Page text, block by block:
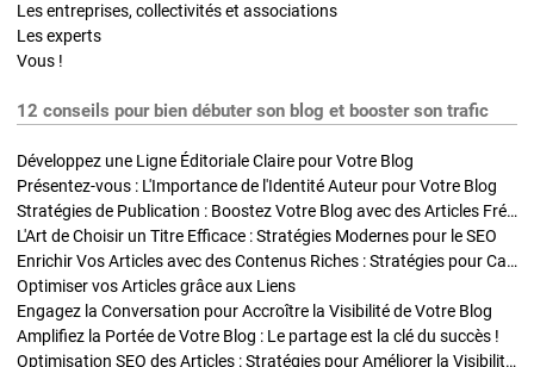
Les entreprises, collectivités et associations
Les experts
Vous !
12 conseils pour bien débuter son blog et booster son trafic
Développez une Ligne Éditoriale Claire pour Votre Blog
Présentez-vous : L'Importance de l'Identité Auteur pour Votre Blog
Stratégies de Publication : Boostez Votre Blog avec des Articles Fréquents et Exclusifs
L'Art de Choisir un Titre Efficace : Stratégies Modernes pour le SEO
Enrichir Vos Articles avec des Contenus Riches : Stratégies pour Captiver et Optimiser
Optimiser vos Articles grâce aux Liens
Engagez la Conversation pour Accroître la Visibilité de Votre Blog
Amplifiez la Portée de Votre Blog : Le partage est la clé du succès !
Optimisation SEO des Articles : Stratégies pour Améliorer la Visibilité de Votre Blog